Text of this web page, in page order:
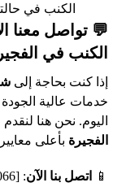
الكنب في
💬 تواصل معنا
الكنب في
إذا كنت بحاجة إلى
خدمات عالية الجودة
اليوم. نحن هنا
الفجيرة بأعلى
📱 اتصل بنا الآن: [0544675066]